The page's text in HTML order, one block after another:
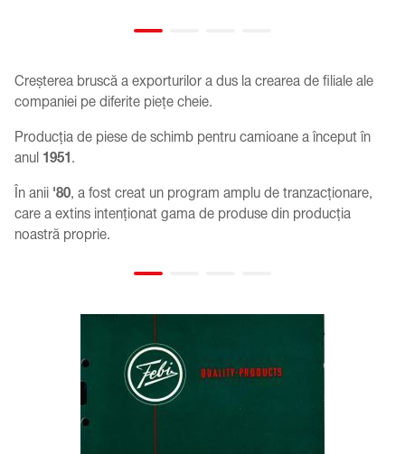
Creșterea bruscă a exporturilor a dus la crearea de filiale ale
companiei pe diferite piețe cheie.
Producția de piese de schimb pentru camioane a început în
anul 1951 .
În anii '80, a fost creat un program amplu de tranzacționare,
care a extins intenționat gama de produse din producția
noastră proprie.